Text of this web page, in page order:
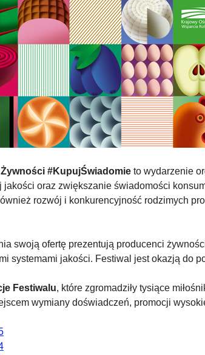
#KupujŚwiadomie to wydarzenie
oraz zwiększanie świadomości
rozwój i konkurencyjność rodzimych
swoją ofertę prezentują producenci
systemami jakości. Festiwal jest okazją do
Festiwalu, które zgromadziły tysiące
wymiany doświadczeń, promocji